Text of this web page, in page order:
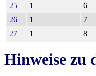
25
1 6
26
1 7
27
1 8
Hinweise zu